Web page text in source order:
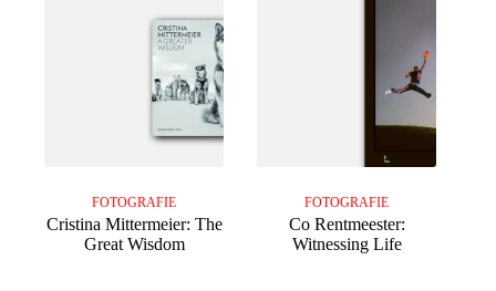
FOTOGRAFIE
Cristina Mittermeier: The
Great Wisdom
FOTOGRAFIE
Co Rentmeester:
Witnessing Life